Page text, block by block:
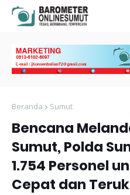
Beranda Sumut
Bencana
Sumut, Polda
1.754 Personel
Cepat dan